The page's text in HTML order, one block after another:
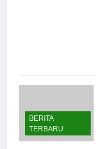
BERITA